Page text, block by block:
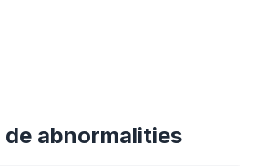
abnormalities